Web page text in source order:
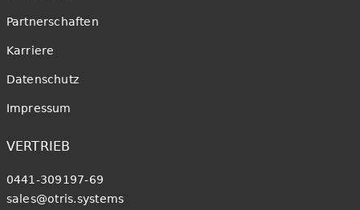
Partnerschaften
Karriere
Datenschutz
Impressum
VERTRIEB
0441-309197-69
sales@otris.systems